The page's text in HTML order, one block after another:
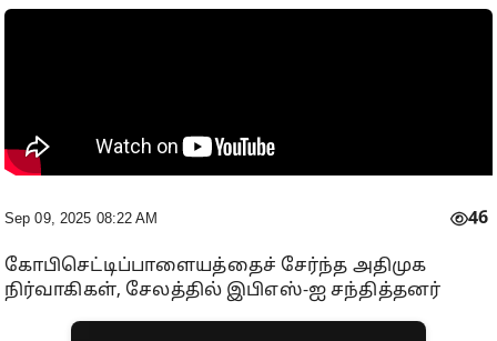
Sep 09, 2025 08:22 AM 46
கோபிசெட்டிப்பாளையத்தைச் சேர்ந்த அதிமுக
நிர்வாகிகள், சேலத்தில் இபிஎஸ்-ஐ சந்தித்தனர்